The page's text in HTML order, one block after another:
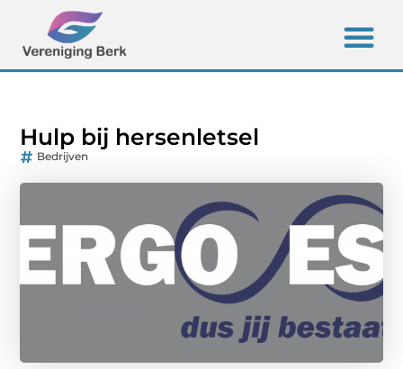
Hulp bij hersenletsel
Bedrijven